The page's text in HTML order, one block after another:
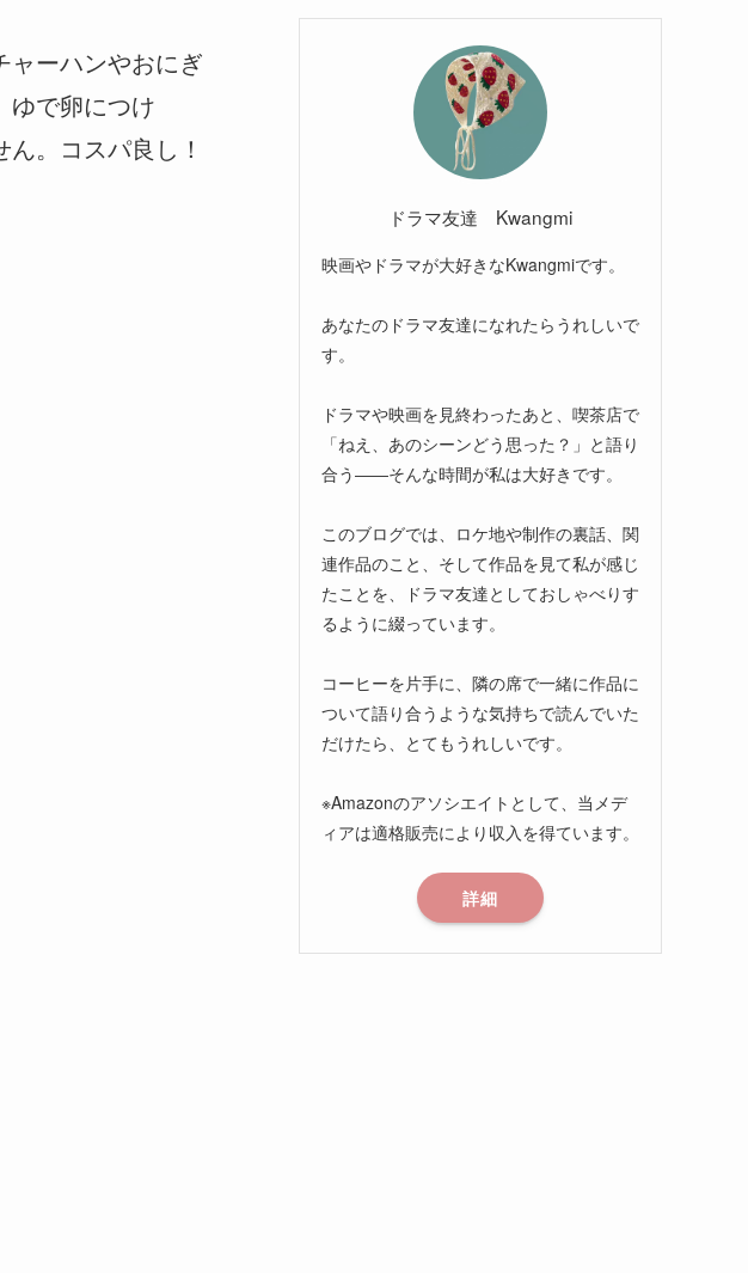
ーハンやおにぎ
ゆで卵につけ
。コスパ良し！
ドラマ友達 Kwangmi
映画やドラマが大好きなKwangmiです。
あなたのドラマ友達になれたらうれしいで
す。
ドラマや映画を見終わったあと、喫茶店で
「ねえ、あのシーンどう思った？」と語り
合う――そんな時間が私は大好きです。
このブログでは、ロケ地や制作の裏話、関
連作品のこと、そして作品を見て私が感じ
たことを、ドラマ友達としておしゃべりす
るように綴っています。
コーヒーを片手に、隣の席で一緒に作品に
ついて語り合うような気持ちで読んでいた
だけたら、とてもうれしいです。
※Amazonのアソシエイトとして、当メデ
ィアは適格販売により収入を得ています。
詳細